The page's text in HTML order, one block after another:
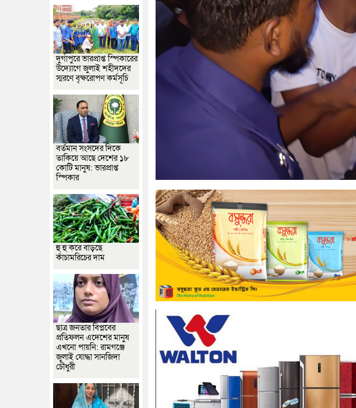
দুর্গাপুরে ভারপ্রাপ্ত স্পিকারের
উদ্যোগে জুলাই শহীদদের
স্মরণে বৃক্ষরোপণ কর্মসূচি
বর্তমান সংসদের দিকে
তাকিয়ে আছে দেশের ১৮
কোটি মানুষ: ভারপ্রাপ্ত
স্পিকার
হু হু করে বাড়ছে
কাঁচামরিচের দাম
ছাত্র জনতার বিপ্লবের
প্রতিফলন এদেশের মানুষ
এখনো পায়নি: রামগঞ্জে
জুলাই যোদ্ধা সানজিদা
চৌধুরী